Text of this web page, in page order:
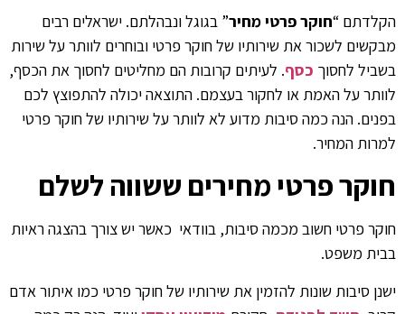
הקלדתם “חוקר פרטי מחיר” בגוגל ונבהלתם. ישראלים רבים
מבקשים לשכור את שירותיו של חוקר פרטי ובוחרים לוותר על שירות
בשביל לחסוך כסף. לעיתים קרובות הם מחליטים לחסוך את הכסף,
לוותר על האמת או לחקור בעצמם. התוצאה יכולה להתפוצץ לכם
בפנים. הנה כמה סיבות מדוע לא לוותר על שירותיו של חוקר פרטי
למרות המחיר.
חוקר פרטי מחירים ששווה לשלם
חוקר פרטי חשוב מכמה סיבות, בוודאי כאשר יש צורך בהצגה ראיות
בבית משפט.
ישנן סיבות שונות להזמין את שירותיו של חוקר פרטי כמו איתור אדם